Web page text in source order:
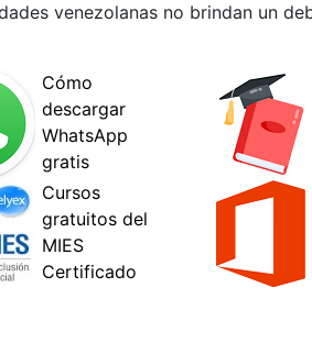
venezolanas no brindan un